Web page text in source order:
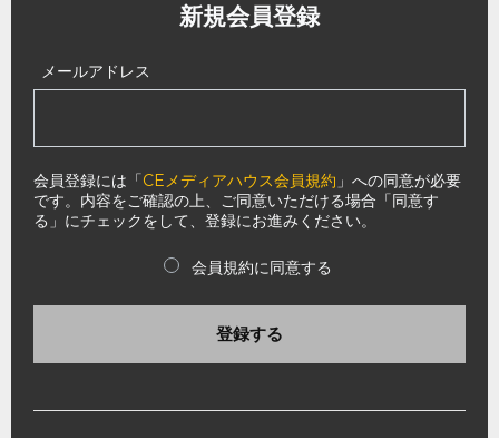
新規会員登録
メールアドレス
会員登録には「CEメディアハウス会員規約 」への同意が必要
です。内容をご確認の上、ご同意いただける場合「同意す
る」にチェックをして、登録にお進みください。
会員規約に同意する
登録する